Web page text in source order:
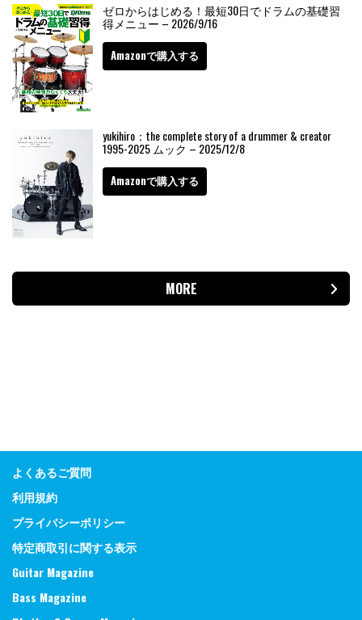
ゼロからはじめる！最短30日でドラムの基礎習
得メニュー – 2026/9/16
Amazonで購入する
yukihiro：the complete story of a drummer & creator
1995-2025 ムック – 2025/12/8
Amazonで購入する
MORE
よくあるご質問
利用規約
プライバシーポリシー
特定商取引に関する表示
Guitar Magazine
Bass Magazine